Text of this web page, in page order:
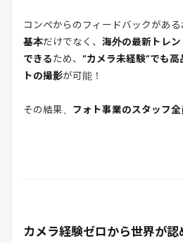
コンペからのフィードバックがある
基本だけでなく、 海外の最新トレ
できるため、 “カメラ未経験”でも
トの撮影が可能！
その結果、 フォト事業のスタッフ
カメラ経験ゼロから世界が認